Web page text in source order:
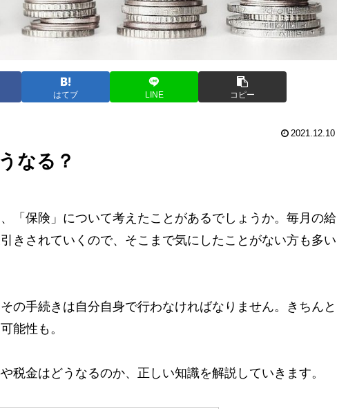
はてブ LINE コピー
2021.12.10
なる？
「保険」について考えたことがあるでしょうか。毎月の給
きされていくので、そこまで気にしたことがない方も多い
の手続きは自分自身で行わなければなりません。きちんと
能性も。
税金はどうなるのか、正しい知識を解説していきます。